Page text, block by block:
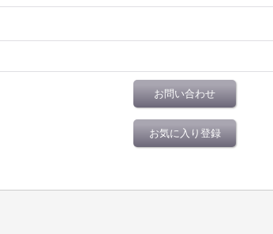
お問い合わせ
お気に入り登録